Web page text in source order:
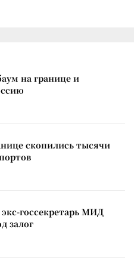
на границе и
скопились тысячи
госсекретарь МИД
залог